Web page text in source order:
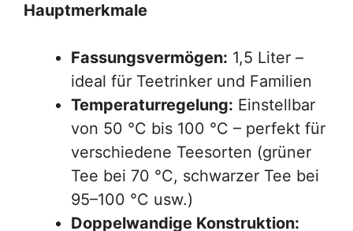
Hauptmerkmale
Fassungsvermögen: 1,5 Liter –
ideal für Teetrinker und Familien
Temperaturregelung: Einstellbar
von 50 °C bis 100 °C – perfekt für
verschiedene Teesorten (grüner
Tee bei 70 °C, schwarzer Tee bei
95–100 °C usw.)
Doppelwandige Konstruktion: